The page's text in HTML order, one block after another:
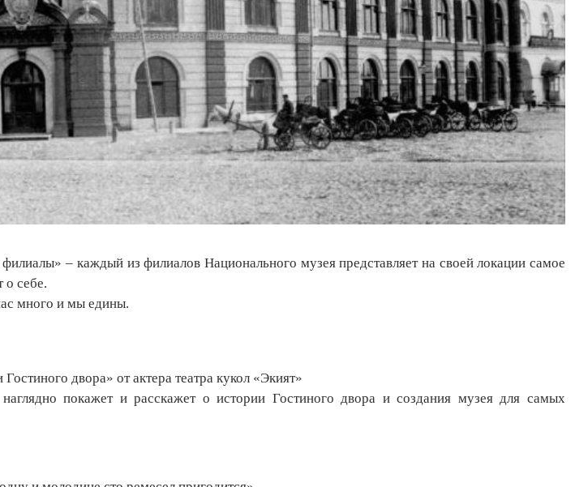
– каждый из филиалов Национального музея представляет на своей локации самое
о себе.
много и мы едины.
двора» от актера театра кукол «Экият»
покажет и расскажет о истории Гостиного двора и создания музея для самых